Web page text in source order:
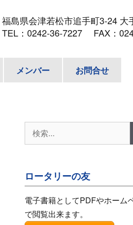
福島県会津若松市追手町3-24 大
TEL： 0242-36-7227 FAX：
メンバー お問合せ
索:
ロータリーの友
電子書籍としてPDFやホーム
で閲覧出来ます。